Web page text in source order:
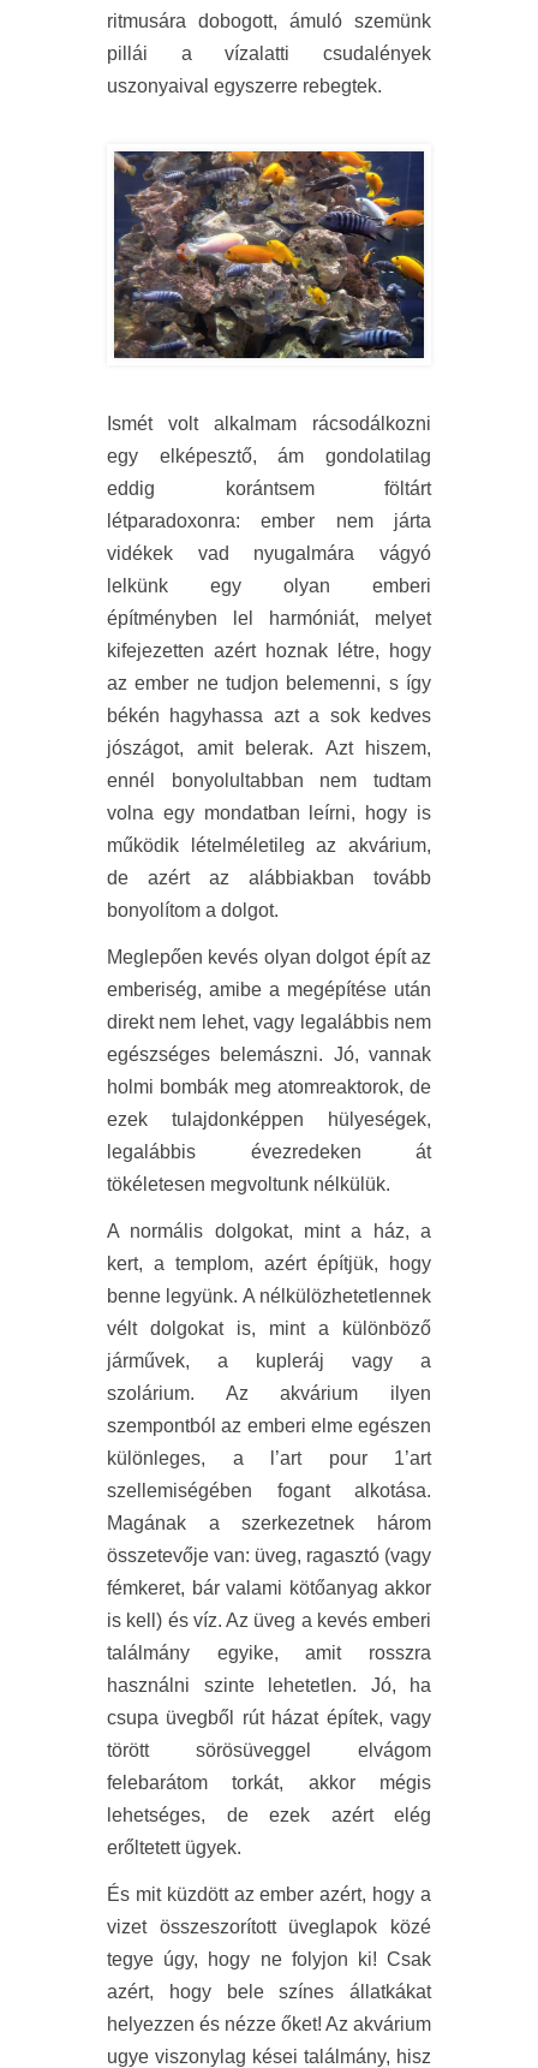
ritmusára dobogott, ámuló szemünk
pillái a vízalatti csudalények
uszonyaival egyszerre rebegtek.
Ismét volt alkalmam rácsodálkozni
egy elképesztő, ám gondolatilag
eddig korántsem föltárt
létparadoxonra: ember nem járta
vidékek vad nyugalmára vágyó
lelkünk egy olyan emberi
építményben lel harmóniát, melyet
kifejezetten azért hoznak létre, hogy
az ember ne tudjon belemenni, s így
békén hagyhassa azt a sok kedves
jószágot, amit belerak. Azt hiszem,
ennél bonyolultabban nem tudtam
volna egy mondatban leírni, hogy is
működik lételméletileg az akvárium,
de azért az alábbiakban tovább
bonyolítom a dolgot.
Meglepően kevés olyan dolgot épít az
emberiség, amibe a megépítése után
direkt nem lehet, vagy legalábbis nem
egészséges belemászni. Jó, vannak
holmi bombák meg atomreaktorok, de
ezek tulajdonképpen hülyeségek,
legalábbis évezredeken át
tökéletesen megvoltunk nélkülük.
A normális dolgokat, mint a ház, a
kert, a templom, azért építjük, hogy
benne legyünk. A nélkülözhetetlennek
vélt dolgokat is, mint a különböző
járművek, a kupleráj vagy a
szolárium. Az akvárium ilyen
szempontból az emberi elme egészen
különleges, a l’art pour 1’art
szellemiségében fogant alkotása.
Magának a szerkezetnek három
összetevője van: üveg, ragasztó (vagy
fémkeret, bár valami kötőanyag akkor
is kell) és víz. Az üveg a kevés emberi
találmány egyike, amit rosszra
használni szinte lehetetlen. Jó, ha
csupa üvegből rút házat építek, vagy
törött sörösüveggel elvágom
felebarátom torkát, akkor mégis
lehetséges, de ezek azért elég
erőltetett ügyek.
És mit küzdött az ember azért, hogy a
vizet összeszorított üveglapok közé
tegye úgy, hogy ne folyjon ki! Csak
azért, hogy bele színes állatkákat
helyezzen és nézze őket! Az akvárium
ugye viszonylag kései találmány, hisz